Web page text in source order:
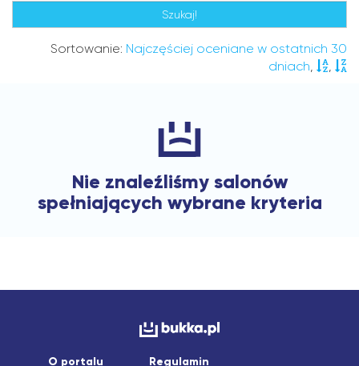
Sortowanie: Najczęściej oceniane w ostatnich 30
dniach, ,
Nie znaleźliśmy salonów
spełniających wybrane kryteria
O portalu Regulamin